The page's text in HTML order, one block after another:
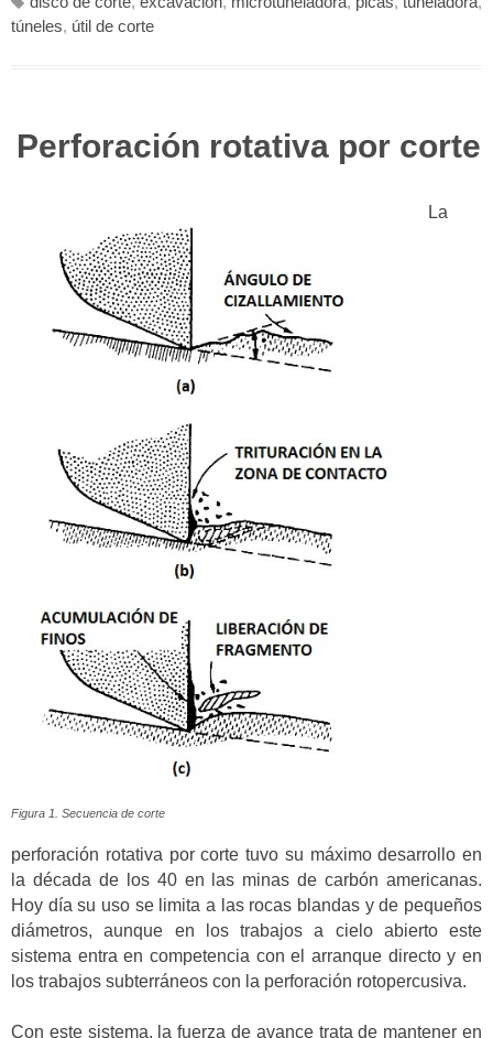
túneles, útil de corte
Perforación rotativa por corte
Figura 1. Secuencia de corte
La
perforación rotativa por corte tuvo su máximo desarrollo en
la década de los 40 en las minas de carbón americanas.
Hoy día su uso se limita a las rocas blandas y de pequeños
diámetros, aunque en los trabajos a cielo abierto este
sistema entra en competencia con el arranque directo y en
los trabajos subterráneos con la perforación rotopercusiva.
Con este sistema, la fuerza de avance trata de mantener en